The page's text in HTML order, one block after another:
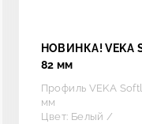
НОВИНКА! VEKA
82 мм
Профиль VEKA
мм
Цвет: Белый /